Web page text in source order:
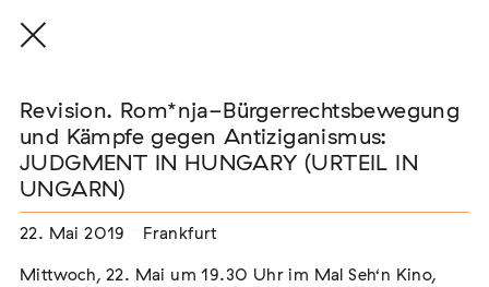
THE THREAD THAT HOLDS / DER FADEN,
DER HÄLT
Extern
22. Juli 2026 - 04. Oktober 2026 Augsburg
Revision. Rom*nja-Bürgerrechtsbewegung
und Kämpfe gegen Antiziganismus:
JUDGMENT IN HUNGARY (URTEIL IN
UNGARN)
22. Mai 2019 Frankfurt
Mittwoch, 22. Mai um 19.30 Uhr im Mal Seh‘n Kino,